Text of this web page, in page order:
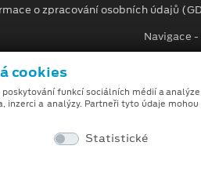
o zpracování osobních údajů
Navigace
a obrázků na tomto webu je
(gen-AI).
cookies
funkcí sociálních médií a
inzerci a analýzy. Partneři tyto údaje
Statistické